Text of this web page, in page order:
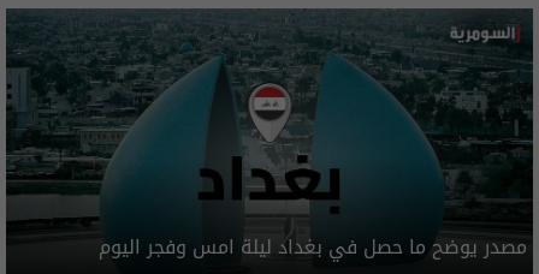
مصدر يوضح ما حصل في بغداد ليلة امس وفجر اليوم